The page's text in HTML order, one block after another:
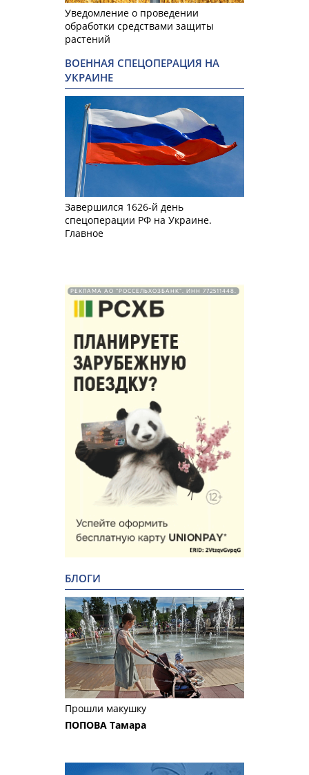
Уведомление о проведении
обработки средствами защиты
растений
ВОЕННАЯ СПЕЦОПЕРАЦИЯ НА
УКРАИНЕ
Завершился 1626-й день
спецоперации РФ на Украине.
Главное
РЕКЛАМА АО "РОССЕЛЬХОЗБАНК". ИНН 772511448.
БЛОГИ
Прошли макушку
ПОПОВА Тамара